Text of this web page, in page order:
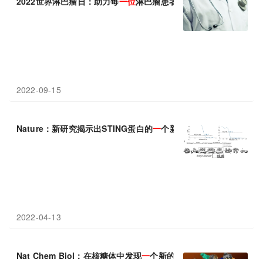
2022-09-15
Nature：新研究揭示出STING蛋白的一个新的结合位 点
2022-04-13
Nat Chem Biol：在核糖体中发现一个新的抗生素结合位点